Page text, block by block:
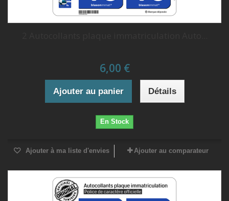
6,00 €
Ajouter au panier Détails
En Stock
Ajouter à ma liste d'envies Ajouter au comparateur